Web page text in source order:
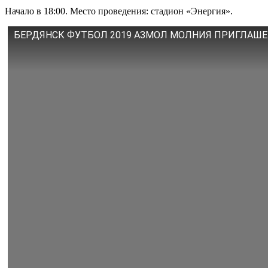
Начало в 18:00. Место проведения: стадион «Энергия».
БЕРДЯНСК ФУТБОЛ 2019 АЗМОЛ МОЛНИЯ